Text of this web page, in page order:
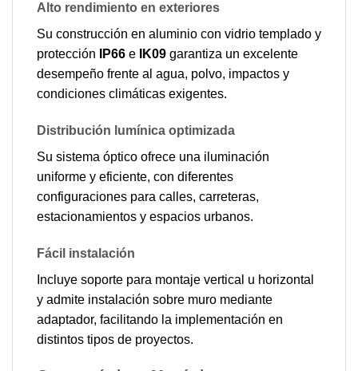
Alto rendimiento en exteriores
Su construcción en aluminio con vidrio templado y
protección
IP66 e IK09 garantiza un excelente
desempeño frente al agua, polvo, impactos y
condiciones climáticas exigentes.
Distribución lumínica optimizada
Su sistema óptico ofrece una iluminación
uniforme y eficiente, con diferentes
configuraciones para calles, carreteras,
estacionamientos y espacios urbanos.
Fácil instalación
Incluye soporte para montaje vertical u horizontal
y admite instalación sobre muro mediante
adaptador, facilitando la implementación en
distintos tipos de proyectos.